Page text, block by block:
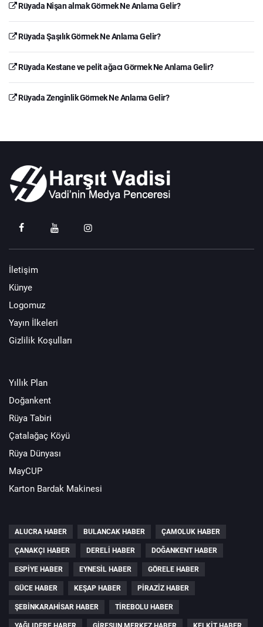
Rüyada Nişan almak Görmek Ne Anlama Gelir?
Rüyada Şaşılık Görmek Ne Anlama Gelir?
Rüyada Kestane ve pelit ağacı Görmek Ne Anlama Gelir?
Rüyada Zenginlik Görmek Ne Anlama Gelir?
İletişim
Künye
Logomuz
Yayın İlkeleri
Gizlilik Koşulları
Yıllık Plan
Doğankent
Rüya Tabiri
Çatalağaç Köyü
Rüya Dünyası
MayCUP
Karton Bardak Makinesi
ALUCRA HABER BULANCAK HABER ÇAMOLUK HABER
ÇANAKÇI HABER DERELI HABER DOĞANKENT HABER
ESPIYE HABER EYNESIL HABER GÖRELE HABER
GÜCE HABER KEŞAP HABER PIRAZIZ HABER
ŞEBINKARAHISAR HABER TIREBOLU HABER